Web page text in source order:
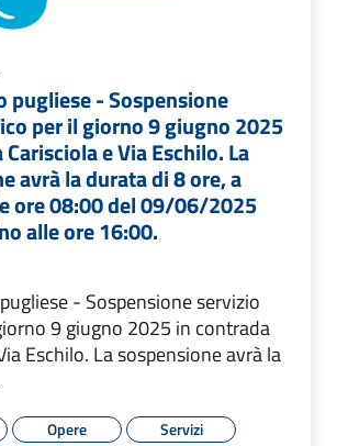
pugliese - Sospensione
per il giorno 9 giugno 2025
e Via Eschilo. La
avrà la durata di 8 ore, a
ore 08:00 del 09/06/2025
alle ore 16:00.
- Sospensione servizio
9 giugno 2025 in contrada
Eschilo. La sospensione avrà la
Opere Servizi